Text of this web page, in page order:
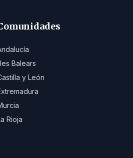
Balears
y León
Rioja